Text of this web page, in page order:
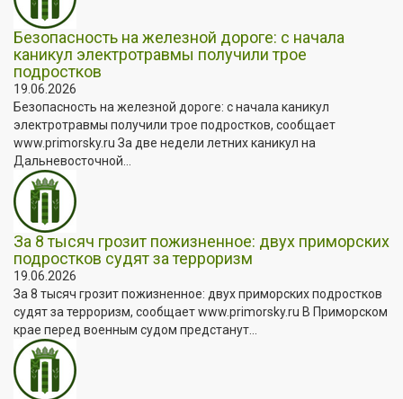
Безопасность на железной дороге: с начала
каникул электротравмы получили трое
подростков
19.06.2026
Безопасность на железной дороге: с начала каникул
электротравмы получили трое подростков, сообщает
www.primorsky.ru За две недели летних каникул на
Дальневосточной...
За 8 тысяч грозит пожизненное: двух приморских
подростков судят за терроризм
19.06.2026
За 8 тысяч грозит пожизненное: двух приморских подростков
судят за терроризм, сообщает www.primorsky.ru В Приморском
крае перед военным судом предстанут...